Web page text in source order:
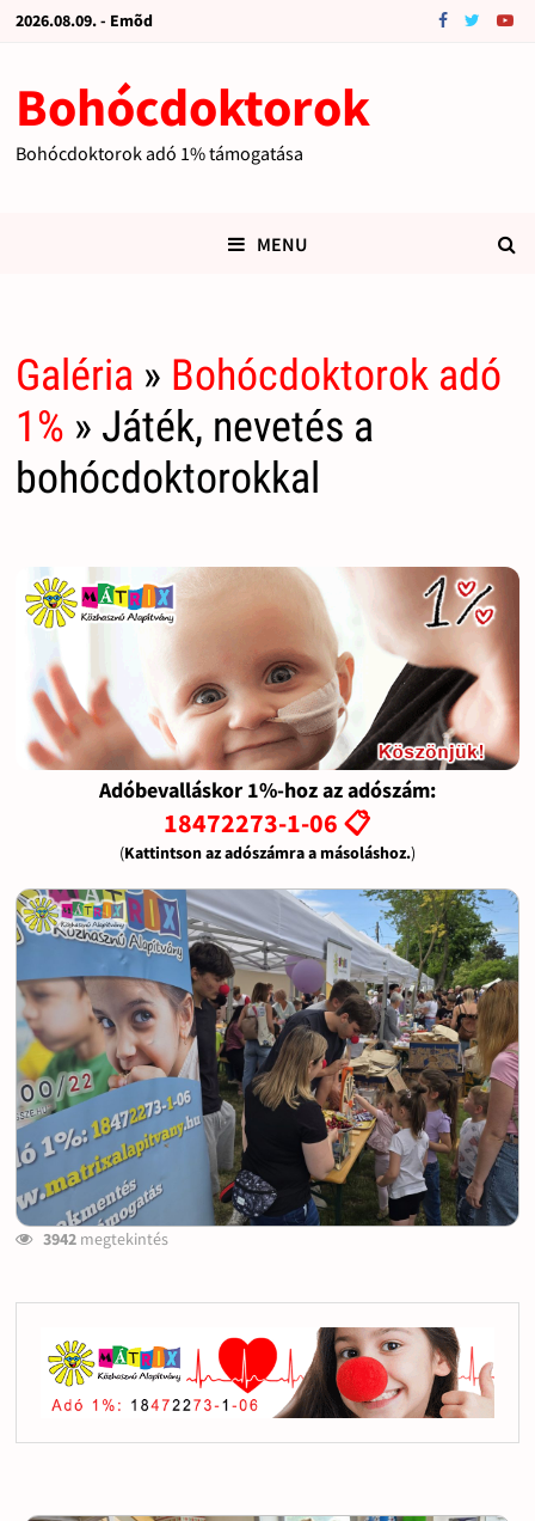
2026.08.09. - Emõd
Bohócdoktorok
Bohócdoktorok adó 1% támogatása
MENU
Galéria » Bohócdoktorok adó
1% » Játék, nevetés a
bohócdoktorokkal
Adóbevalláskor 1%-hoz az adószám:
18472273-1-06 📋
(Kattintson az adószámra a másoláshoz.)
3942megtekintés